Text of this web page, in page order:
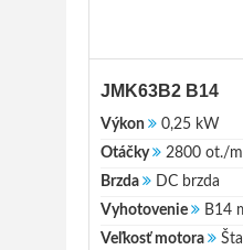
JMK63B2 B14
Výkon
0,25 kW
Otáčky
2800 ot./
Brzda
DC brzda
Vyhotovenie
B14
Veľkosť motora